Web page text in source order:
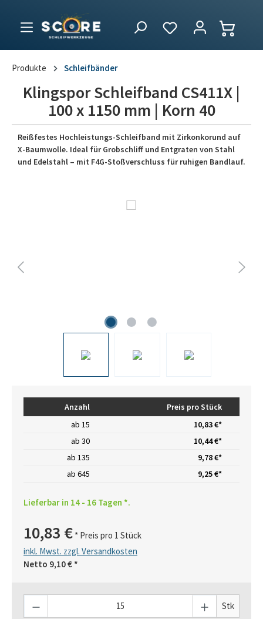
Produkte Schleifbänder
Klingspor Schleifband CS411X |
100 x 1150 mm | Korn 40
Reißfestes Hochleistungs-Schleifband mit Zirkonkorund auf
X-Baumwolle. Ideal für Grobschliff und Entgraten von Stahl
und Edelstahl – mit F4G-Stoßverschluss für ruhigen Bandlauf.
Anzahl
Preis pro Stück
ab 15
10,83 €*
ab 30
10,44 €*
ab 135
9,78 €*
ab 645 9,25 €*
Lieferbar in 14 - 16 Tagen *.
10,83 € * Preis pro 1 Stück
inkl. Mwst. zzgl. Versandkosten
Netto 9,10 € *
Stk